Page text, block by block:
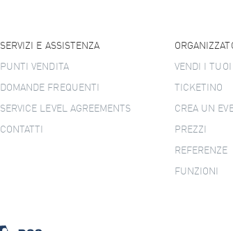
SERVIZI E ASSISTENZA
PUNTI VENDITA
DOMANDE FREQUENTI
SERVICE LEVEL AGREEMENTS
CONTATTI
VENDI I
TICKETINO
CREA UN
PREZZI
REFERENZE
FUNZIONI